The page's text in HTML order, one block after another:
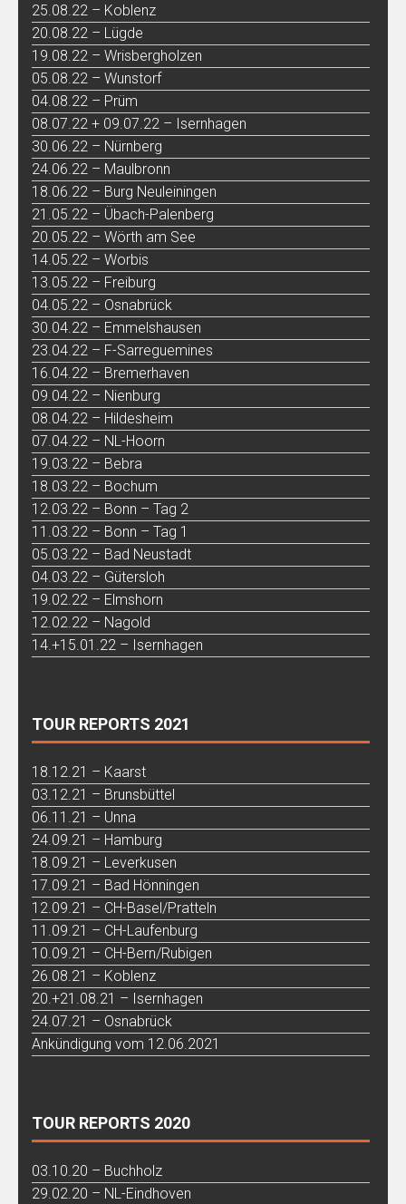
25.08.22 – Koblenz
20.08.22 – Lügde
19.08.22 – Wrisbergholzen
05.08.22 – Wunstorf
04.08.22 – Prüm
08.07.22 + 09.07.22 – Isernhagen
30.06.22 – Nürnberg
24.06.22 – Maulbronn
18.06.22 – Burg Neuleiningen
21.05.22 – Übach-Palenberg
20.05.22 – Wörth am See
14.05.22 – Worbis
13.05.22 – Freiburg
04.05.22 – Osnabrück
30.04.22 – Emmelshausen
23.04.22 – F-Sarreguemines
16.04.22 – Bremerhaven
09.04.22 – Nienburg
08.04.22 – Hildesheim
07.04.22 – NL-Hoorn
19.03.22 – Bebra
18.03.22 – Bochum
12.03.22 – Bonn – Tag 2
11.03.22 – Bonn – Tag 1
05.03.22 – Bad Neustadt
04.03.22 – Gütersloh
19.02.22 – Elmshorn
12.02.22 – Nagold
14.+15.01.22 – Isernhagen
TOUR REPORTS 2021
18.12.21 – Kaarst
03.12.21 – Brunsbüttel
06.11.21 – Unna
24.09.21 – Hamburg
18.09.21 – Leverkusen
17.09.21 – Bad Hönningen
12.09.21 – CH-Basel/Pratteln
11.09.21 – CH-Laufenburg
10.09.21 – CH-Bern/Rubigen
26.08.21 – Koblenz
20.+21.08.21 – Isernhagen
24.07.21 – Osnabrück
Ankündigung vom 12.06.2021
TOUR REPORTS 2020
03.10.20 – Buchholz
29.02.20 – NL-Eindhoven